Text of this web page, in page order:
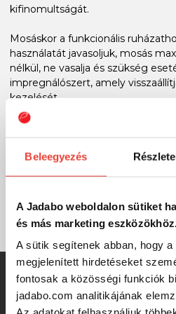
Beleegyezés
A Jadabo weboldalon sütiket
és más marketing eszközökhöz.
A sütik segítenek abban, hogy
megjelenített hirdetéseket
fontosak a közösségi funkciók
jadabo.com analitikájának
kifinomultságát.
Mosáskor a funkcionális
használatát javasoljuk, mosás
nélkül, ne vasalja és szükség
impregnálószert, amely
kezelését.
RÉSZLETES
SZINTÉN